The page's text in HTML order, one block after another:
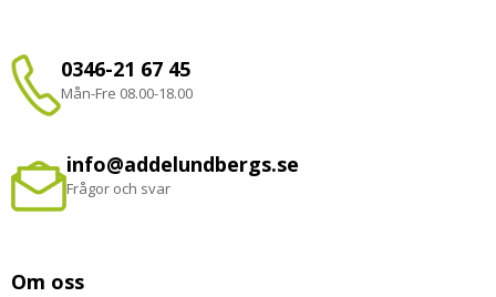
0346-21 67 45
Mån-Fre 08.00-18.00
info@addelundbergs.se
Frågor och svar
Om oss